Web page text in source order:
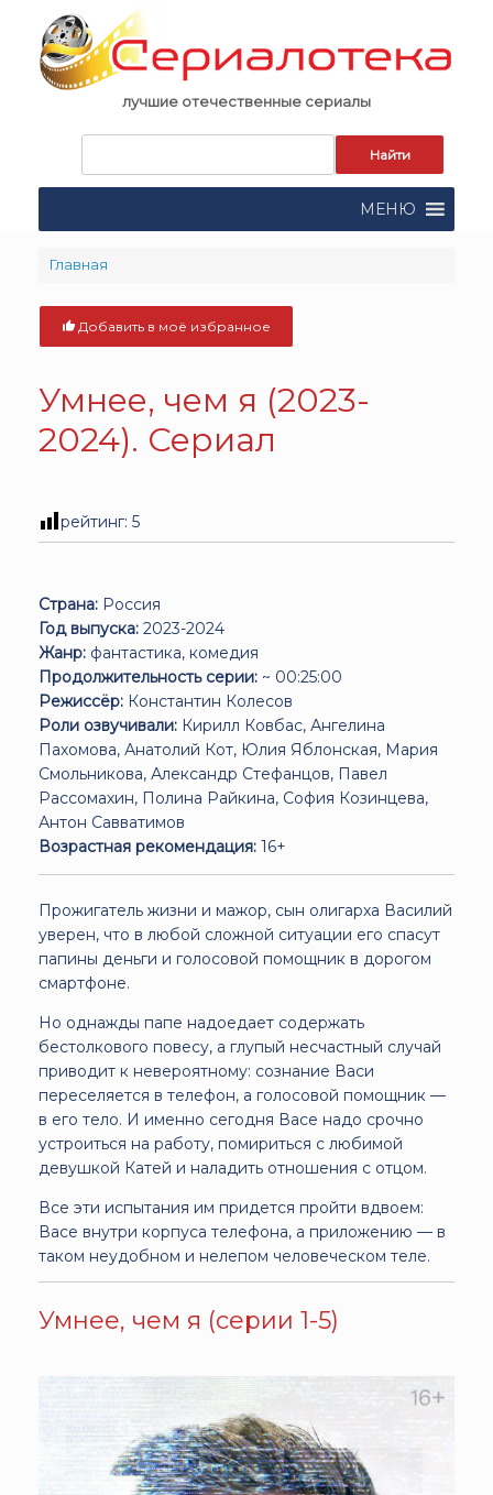
content
лучшие отечественные сериалы
поиска:
МЕНЮ
Главная
Добавить в моё избранное
Умнее, чем я (2023-
2024). Сериал
рейтинг: 5
Страна: Россия
Год выпуска: 2023-2024
Жанр: фантастика, комедия
Продолжительность серии: ~ 00:25:00
Режиссёр: Константин Колесов
Роли озвучивали: Кирилл Ковбас, Ангелина
Пахомова, Анатолий Кот, Юлия Яблонская, Мария
Смольникова, Александр Стефанцов, Павел
Рассомахин, Полина Райкина, София Козинцева,
Антон Савватимов
Возрастная рекомендация: 16+
Прожигатель жизни и мажор, сын олигарха Василий
уверен, что в любой сложной ситуации его спасут
папины деньги и голосовой помощник в дорогом
смартфоне.
Но однажды папе надоедает содержать
бестолкового повесу, а глупый несчастный случай
приводит к невероятному: сознание Васи
переселяется в телефон, а голосовой помощник —
в его тело. И именно сегодня Васе надо срочно
устроиться на работу, помириться с любимой
девушкой Катей и наладить отношения с отцом.
Все эти испытания им придется пройти вдвоем:
Васе внутри корпуса телефона, а приложению — в
таком неудобном и нелепом человеческом теле.
Умнее, чем я (серии 1-5)